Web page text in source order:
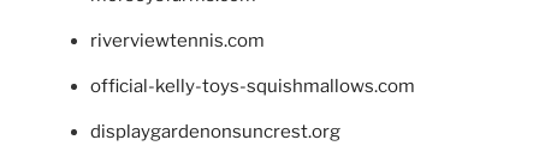
riverviewtennis.com
official-kelly-toys-squishmallows.com
displaygardenonsuncrest.org